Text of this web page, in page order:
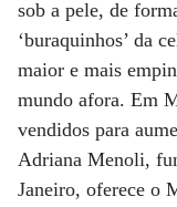
sob a pele, de
‘buraquinhos’ da
maior e mais
mundo afora. Em
vendidos para
Adriana Menoli,
Janeiro, oferece o